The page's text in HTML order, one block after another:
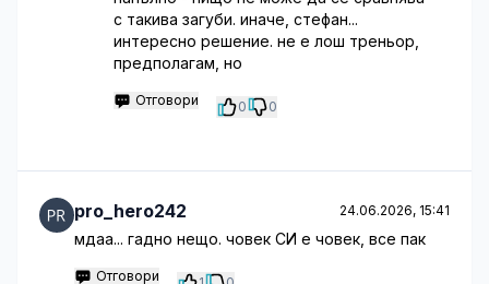
с такива загуби. иначе, стефан...
интересно решение. не е лош треньор,
предполагам, но
Отговори 0 0
pro_hero242 24.06.2026, 15:41
мдаа... гадно нещо. човек СИ е човек, все пак
Отговори